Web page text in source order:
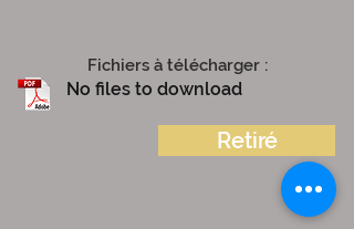
Fichiers à télécharger :
No files to download
Retiré